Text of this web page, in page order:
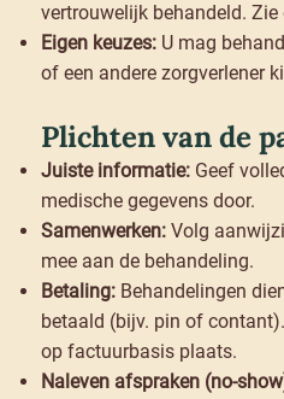
vertrouwelijk behandeld.
Eigen keuzes:U mag
of een andere zorgverlener
Plichten van de
Juiste informatie:Geef
medische gegevens door.
Samenwerken:Volg
mee aan de behandeling.
Betaling:Behandelingen
betaald (bijv. pin of
op factuurbasis plaats.
Naleven afspraken (no-